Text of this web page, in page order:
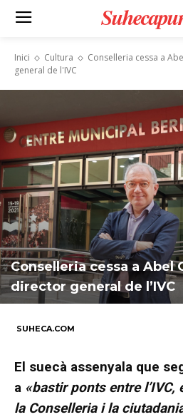
Inici Cultura
Conselleria cessa a
general de l'IVC
Conselleria cessa a Abel
director general de l’IVC
SUHECA.COM
El suecà assenyala que
a «bastir ponts entre
la Conselleria i la